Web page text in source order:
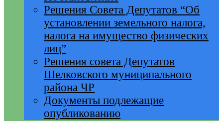
Решения Совета Депутатов “Об
установлении земельного налога,
налога на имущество физических
лиц”
Решения совета Депутатов
Шелковского муниципального
района ЧР
Документы подлежащие
опубликованию